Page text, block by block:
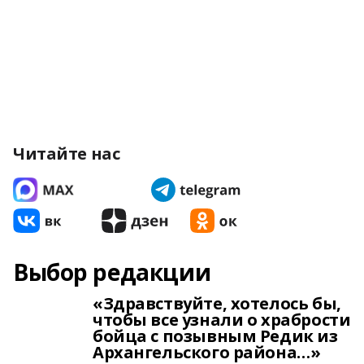
Читайте нас
Выбор редакции
«Здравствуйте, хотелось бы,
чтобы все узнали о храбрости
бойца с позывным Редик из
Архангельского района…»